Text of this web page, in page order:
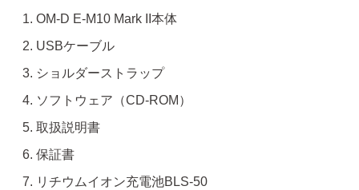
OM-D E-M10 Mark II本体
USBケーブル
ショルダーストラップ
ソフトウェア（CD-ROM）
取扱説明書
保証書
リチウムイオン充電池BLS-50